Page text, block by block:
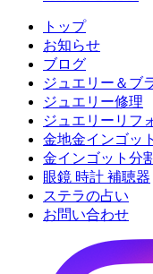
トップ
お知らせ
ブログ
ジュエリー＆ブ
ジュエリー修理
ジュエリーリフ
金地金インゴット
金インゴット分
眼鏡 時計 補聴器
ステラの占い
お問い合わせ